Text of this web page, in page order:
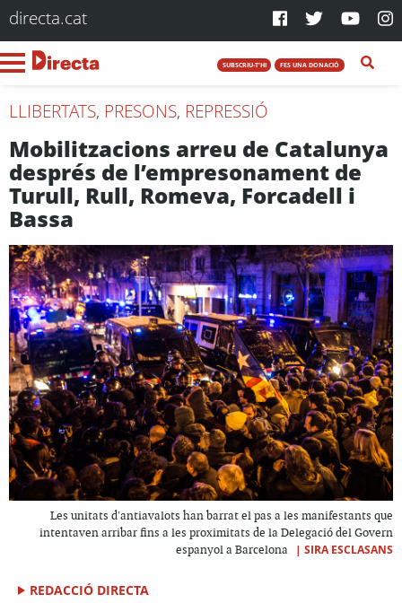
directa.cat
SUBSCRIU-T'HI FES UNA DONACIÓ
LLIBERTATS, PRESONS, REPRESSIÓ
Mobilitzacions arreu de Catalunya
després de l’empresonament de
Turull, Rull, Romeva, Forcadell i
Bassa
Les unitats d'antiavalots han barrat el pas a les manifestants que
intentaven arribar fins a les proximitats de la Delegació del Govern
espanyol a Barcelona
| SIRA ESCLASANS
REDACCIÓ DIRECTA